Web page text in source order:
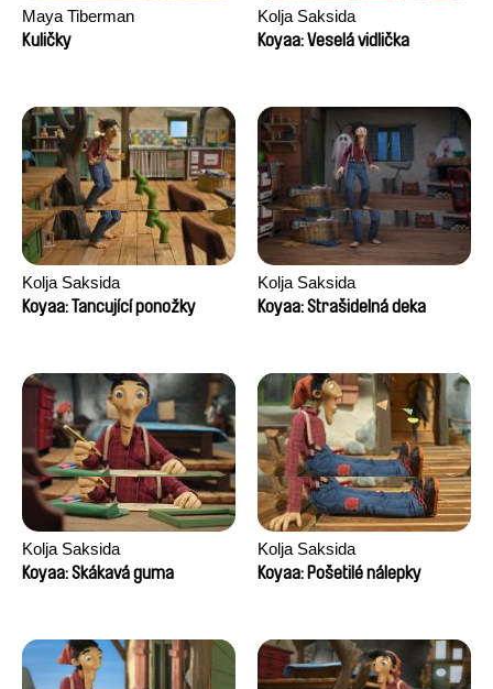
Maya Tiberman
Kuličky
Kolja Saksida
Koyaa: Veselá vidlička
Kolja Saksida
Koyaa: Tancující ponožky
Kolja Saksida
Koyaa: Strašidelná deka
Kolja Saksida
Koyaa: Skákavá guma
Kolja Saksida
Koyaa: Pošetilé nálepky